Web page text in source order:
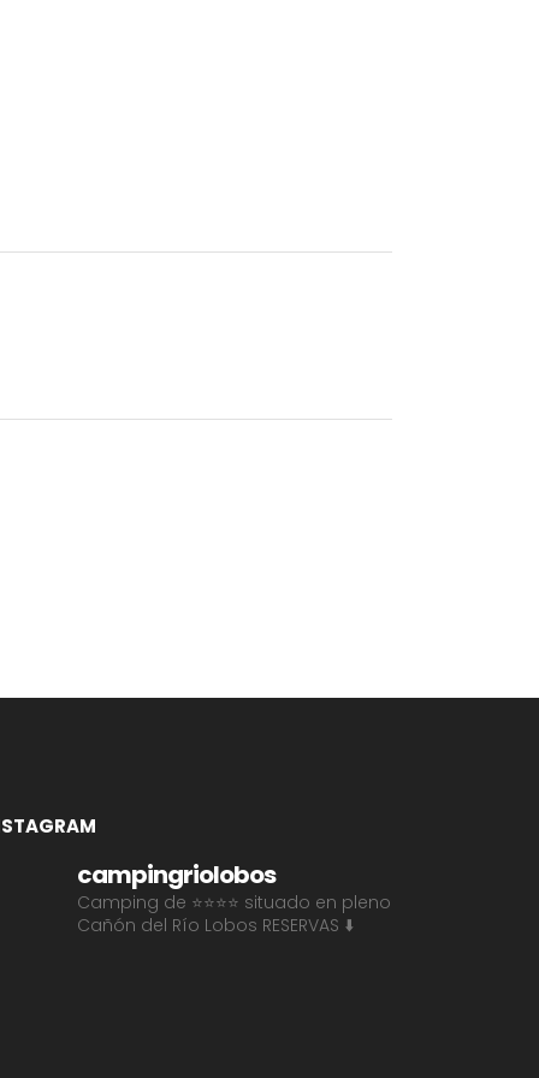
campingriolobos
Camping de ⭐⭐⭐⭐ situado en pleno
Cañón del Río Lobos RESERVAS ⬇️